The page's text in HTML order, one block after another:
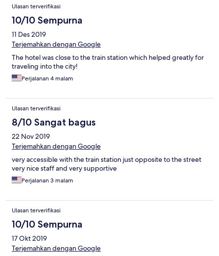
Ulasan terverifikasi
10/10 Sempurna
11 Des 2019
Terjemahkan dengan Google
The hotel was close to the train station which helped greatly for
traveling into the city!
Perjalanan 4 malam
Ulasan terverifikasi
8/10 Sangat bagus
22 Nov 2019
Terjemahkan dengan Google
very accessible with the train station just opposite to the street
very nice staff and very supportive
Perjalanan 3 malam
Ulasan terverifikasi
10/10 Sempurna
17 Okt 2019
Terjemahkan dengan Google